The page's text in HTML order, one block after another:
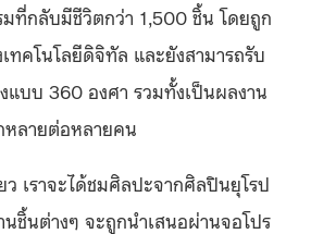
ที่กลับมีชีวิตกว่า 1,500 ชิ้น โดยถูก
ทคโนโลยีดิจิทัล และยังสามารถรับ
บบ 360 องศา รวมทั้งเป็นผลงาน
ลายต่อหลายคน
ว เราจะได้ชมศิลปะจากศิลปินยุโรป
ชิ้นต่างๆ จะถูกนำเสนอผ่านจอโปร